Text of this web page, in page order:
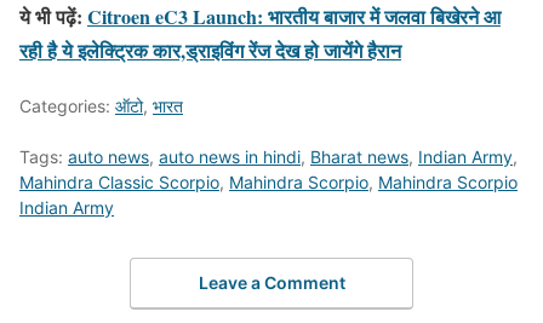
ये भी पढ़ें: Citroen eC3 Launch: भारतीय बाजार में जलवा बिखेरने आ
रही है ये इलेक्ट्रिक कार,ड्राइविंग रेंज देख हो जायेंगे हैरान
Categories: ऑटो, भारत
Tags: auto news, auto news in hindi, Bharat news, Indian Army,
Mahindra Classic Scorpio, Mahindra Scorpio, Mahindra Scorpio
Indian Army
Leave a Comment